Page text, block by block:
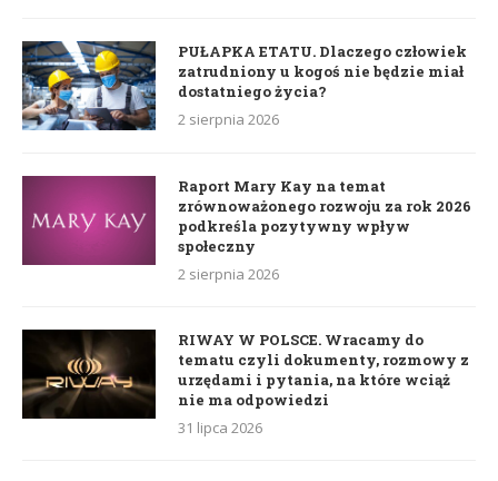
PUŁAPKA ETATU. Dlaczego człowiek
zatrudniony u kogoś nie będzie miał
dostatniego życia?
2 sierpnia 2026
Raport Mary Kay na temat
zrównoważonego rozwoju za rok 2026
podkreśla pozytywny wpływ
społeczny
2 sierpnia 2026
RIWAY W POLSCE. Wracamy do
tematu czyli dokumenty, rozmowy z
urzędami i pytania, na które wciąż
nie ma odpowiedzi
31 lipca 2026